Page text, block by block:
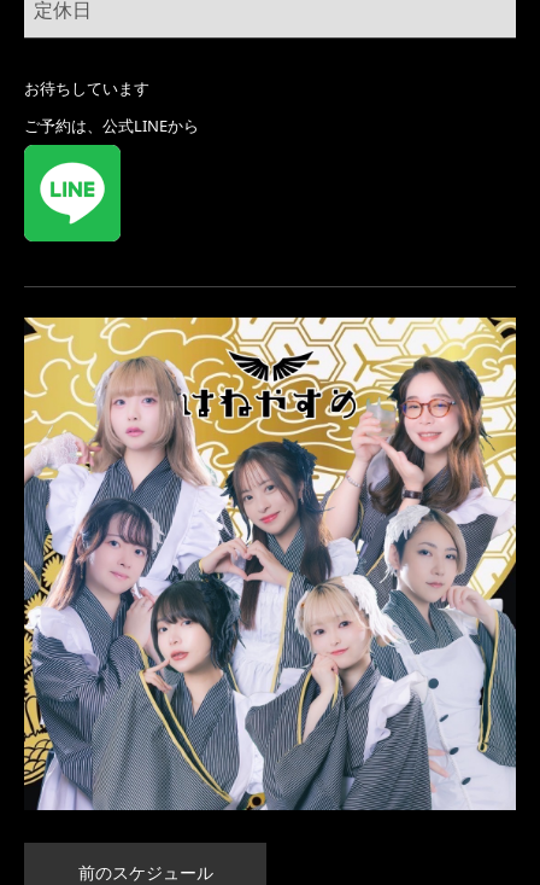
定休日
お待ちしています
ご予約は、公式LINEから
前のスケジュール